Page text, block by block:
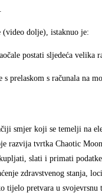
(video dolje), istaknuo je:
postati sljedeća velika
prelaskom s računala na
smjer koji se temelji na
razvija tvrtka Chaotic
slati i primati
zdravstvenog stanja,
tijelo pretvara u svojevrsnu